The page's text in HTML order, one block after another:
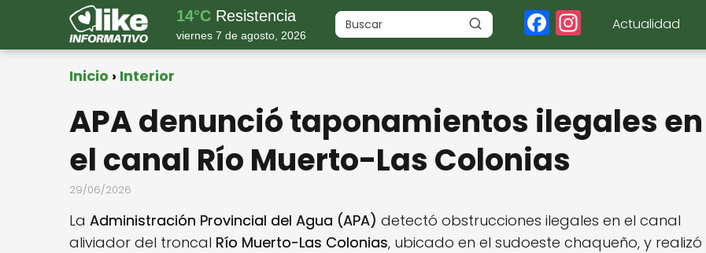
14°C Resistencia
viernes 7 de agosto, 2026 F
a
b
o
o
In
st
r
a
Actualidad
Inicio Interior
APA denunció taponamientos ilegales en
el canal Río Muerto-Las Colonias
29/06/2026
La Administración Provincial del Agua (APA) detectó obstrucciones ilegales en el canal
aliviador del troncal Río Muerto-Las Colonias, ubicado en el sudoeste chaqueño, y realizó